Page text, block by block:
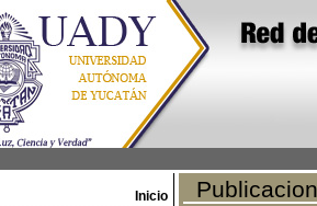
Inicio